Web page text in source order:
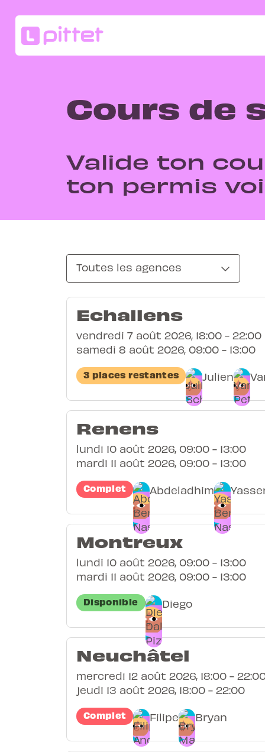
Cours de
Valide ton
ton permis
Toutes les agences
Echallens
vendredi 7 août 2026, 18:00 - 22:00
samedi 8 août 2026, 09:00 - 13:00
3 places restantes Julien
Renens
lundi 10 août 2026, 09:00 - 13:00
mardi 11 août 2026, 09:00 - 13:00
Complet Abdeladhim
Montreux
lundi 10 août 2026, 09:00 - 13:00
mardi 11 août 2026, 09:00 - 13:00
Disponible Diego
Neuchâtel
mercredi 12 août 2026, 18:00 -
jeudi 13 août 2026, 18:00 - 22:00
Complet Filipe Bryan